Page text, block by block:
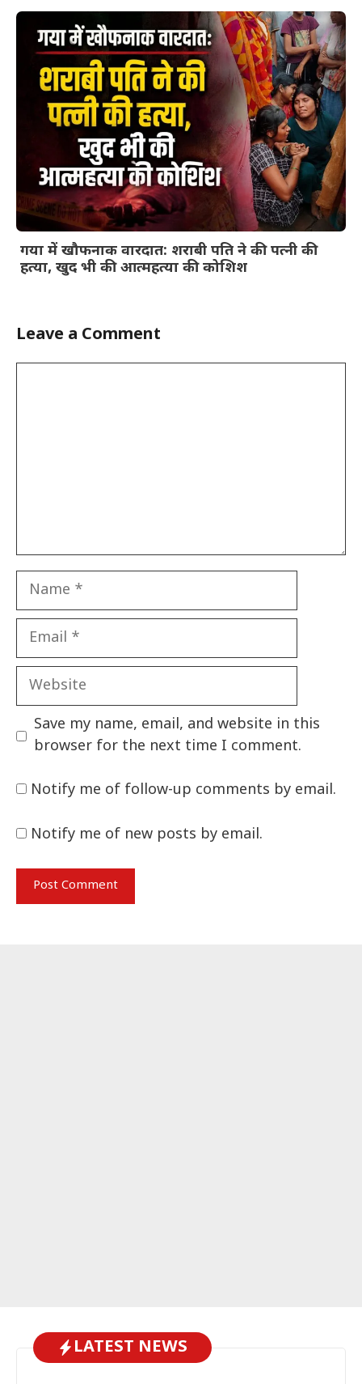
गया में खौफनाक वारदात: शराबी पति ने की पत्नी की
हत्या, खुद भी की आत्महत्या की कोशिश
Leave a Comment
Name
Email
Website
Save my name, email, and website in this
browser for the next time I comment.
Notify me of follow-up comments by email.
Notify me of new posts by email.
LATEST NEWS